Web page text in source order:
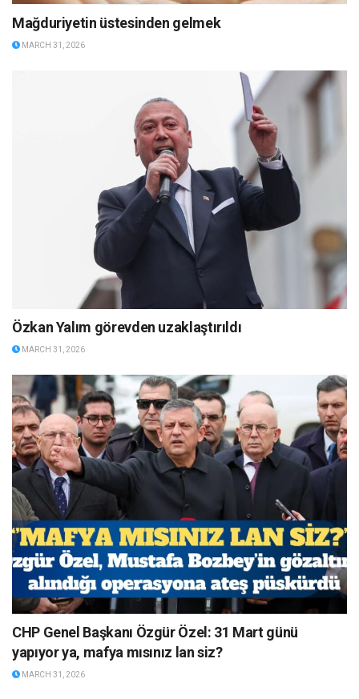
Mağduriyetin üstesinden gelmek
MARCH 31, 2026
Özkan Yalım görevden uzaklaştırıldı
MARCH 31, 2026
CHP Genel Başkanı Özgür Özel: 31 Mart günü
yapıyor ya, mafya mısınız lan siz?
MARCH 31, 2026